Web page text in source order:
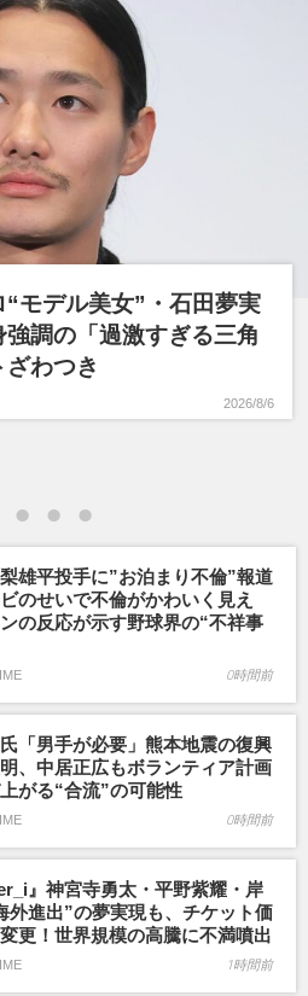
モデル美女”・石田夢実
調の「過激すぎる三角
わつき
2026/8/6
雄平投手に”お泊まり不倫”報道
のせいで不倫がかわいく見え
の反応が示す野球界の“不祥事
0時間前
「男手が必要」熊本地震の復興
、中居正広もボランティア計画
がる“合流”の可能性
0時間前
』神宮寺勇太・平野紫耀・岸
外進出”の夢実現も、チケット価
更！世界規模の高騰に不満噴出
1時間前